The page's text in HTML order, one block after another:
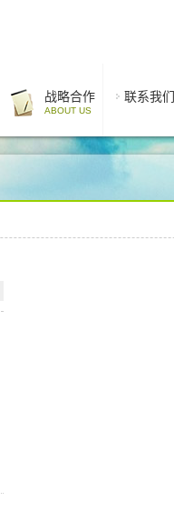
战略合作
ABOUT US
联系我们